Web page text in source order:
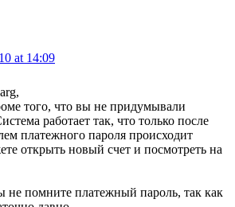
at 14:09
того, что вы не придумывали
работает так, что только после
платежного пароля происходит
открыть новый счет и посмотреть на
помните платежный пароль, так как